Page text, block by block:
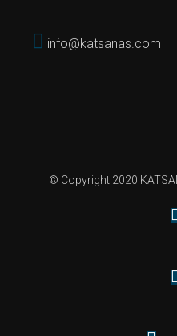
info@katsanas.com
© Copyright 2020